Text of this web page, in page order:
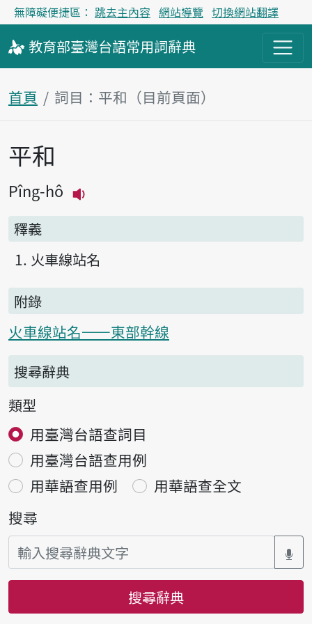
無障礙便捷區： 跳去主內容 網站導覽 切換網站翻譯
教育部臺灣台語常用詞辭典
首頁 詞目：平和（目前頁面）
主內容區塊
平和
Pîng-hô
釋義
火車線站名
附錄
火車線站名——東部幹線
搜尋辭典
類型
用臺灣台語查詞目
用臺灣台語查用例
用華語查用例
用華語查全文
搜尋
搜尋辭典